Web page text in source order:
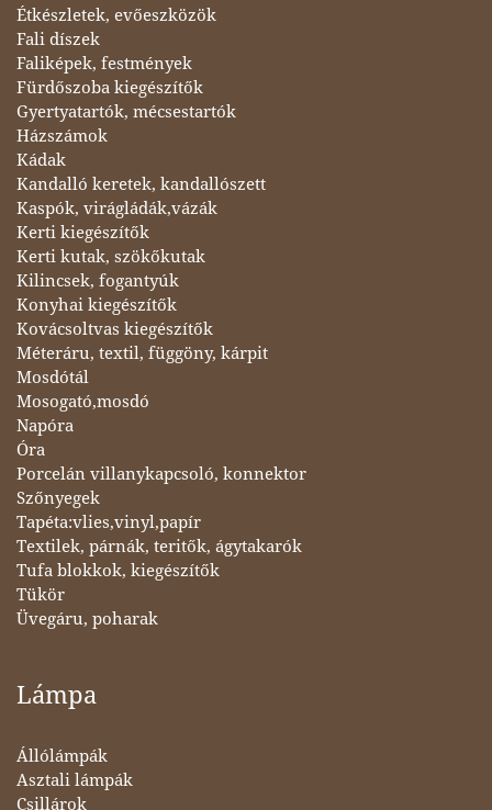
Étkészletek, evőeszközök
Fali díszek
Faliképek, festmények
Fürdőszoba kiegészítők
Gyertyatartók, mécsestartók
Házszámok
Kádak
Kandalló keretek, kandallószett
Kaspók, virágládák,vázák
Kerti kiegészítők
Kerti kutak, szökőkutak
Kilincsek, fogantyúk
Konyhai kiegészítők
Kovácsoltvas kiegészítők
Méteráru, textil, függöny, kárpit
Mosdótál
Mosogató,mosdó
Napóra
Óra
Porcelán villanykapcsoló, konnektor
Szőnyegek
Tapéta:vlies,vinyl,papír
Textilek, párnák, teritők, ágytakarók
Tufa blokkok, kiegészítők
Tükör
Üvegáru, poharak
Lámpa
Állólámpák
Asztali lámpák
Csillárok